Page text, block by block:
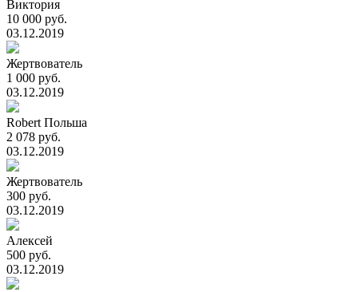
Виктория
10 000 руб.
03.12.2019
Жертвователь
1 000 руб.
03.12.2019
Robert Польша
2 078 руб.
03.12.2019
Жертвователь
300 руб.
03.12.2019
Алексей
500 руб.
03.12.2019